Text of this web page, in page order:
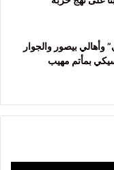
بيصور والجوار
بمأتم مهيب